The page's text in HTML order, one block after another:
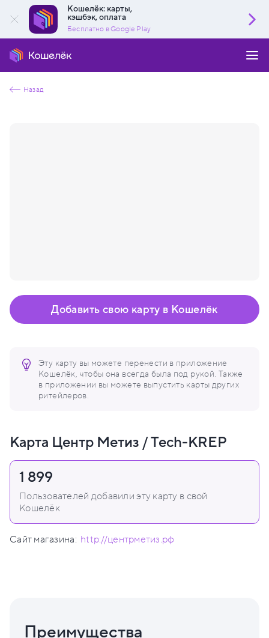
Кошелёк: карты,
кэшбэк, оплата
Бесплатно в Google Play
Назад
Эту карту вы можете перенести в приложение
Кошелёк, чтобы она всегда была под рукой. Также
в приложении вы можете выпустить карты других
ритейлеров.
Добавить свою карту в Кошелёк
Карта Центр Метиз / Tech-KREP
1 899
Пользователей добавили эту карту в свой
Кошелёк
Сайт магазина: http://центрметиз.рф
Преимущества